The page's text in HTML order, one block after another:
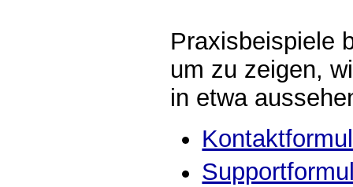
Praxisbeispiele
um zu zeigen,
in etwa